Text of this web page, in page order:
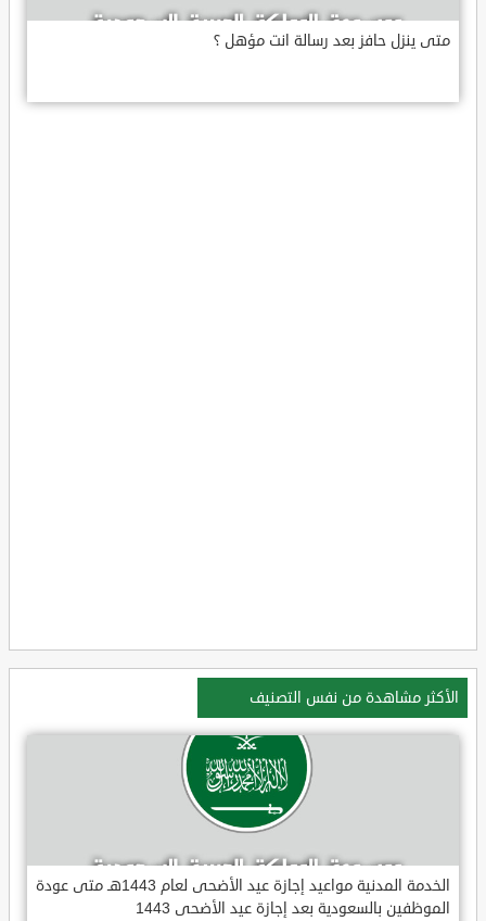
متى ينزل حافز بعد رسالة انت مؤهل ؟
الأكثر مشاهدة من نفس التصنيف
الخدمة المدنية مواعيد إجازة عيد الأضحى لعام 1443هـ متى عودة
الموظفين بالسعودية بعد إجازة عيد الأضحى 1443